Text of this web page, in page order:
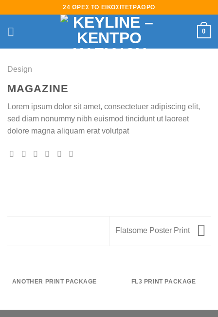
content
24 ΩΡΕΣ ΤΟ ΕΙΚΟΣΙΤΕΤΡΑΩΡΟ
0
Design
MAGAZINE
Lorem ipsum dolor sit amet, consectetuer adipiscing elit,
sed diam nonummy nibh euismod tincidunt ut laoreet
dolore magna aliquam erat volutpat
Flatsome Poster Print
ANOTHER PRINT PACKAGE FL3 PRINT PACKAGE